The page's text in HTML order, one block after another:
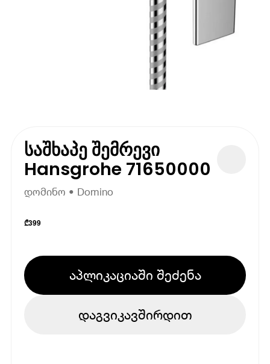
საშხაპე შემრევი
Hansgrohe 71650000
დომინო • Domino
₾399
აპლიკაციაში შეძენა
დაგვიკავშირდით